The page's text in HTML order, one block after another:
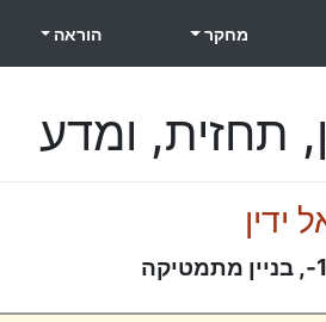
מחקר הוראה
תחזית, ומדע
ידין